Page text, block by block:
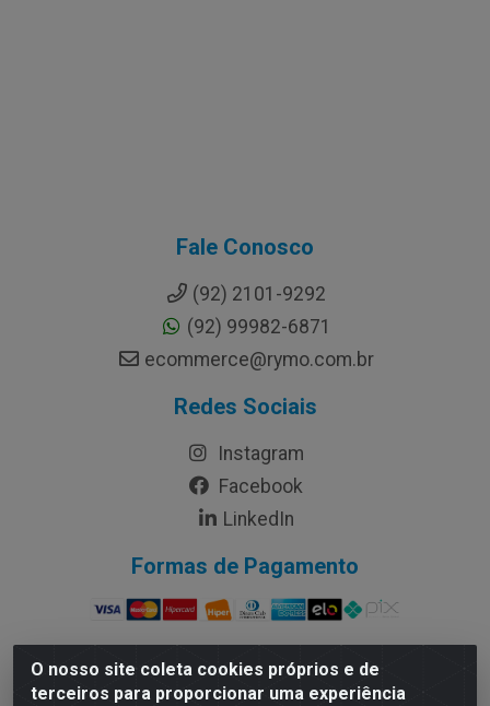
O nosso site coleta cookies próprios e de
terceiros para proporcionar uma experiência
Fale Conosco
(92) 2101-9292
(92) 99982-6871
ecommerce@rymo.com.br
Redes Sociais
Instagram
Facebook
LinkedIn
Formas de Pagamento
Rymo Imagem e Produtos Gráficos da Amazonia LTDA -